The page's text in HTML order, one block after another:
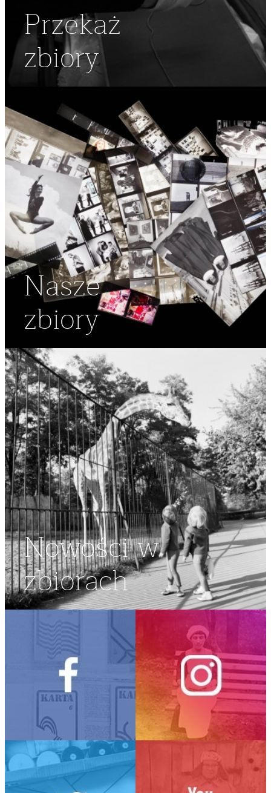
Przekaż
zbiory
Nasze
zbiory
Nowości w
zbiorach